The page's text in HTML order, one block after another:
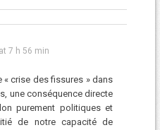
7 h 56 min
« crise des fissures » dans
une conséquence directe
purement politiques et
de notre capacité de